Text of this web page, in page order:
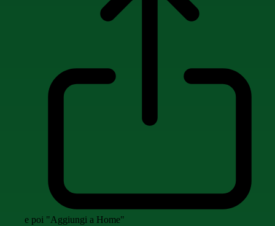
e poi "Aggiungi a Home"